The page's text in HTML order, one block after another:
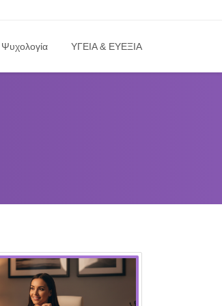
Ψυχολογία ΥΓΕΙΑ & ΕΥΕΞΙΑ